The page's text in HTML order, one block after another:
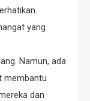
yang
Namun, ada
membantu
dan